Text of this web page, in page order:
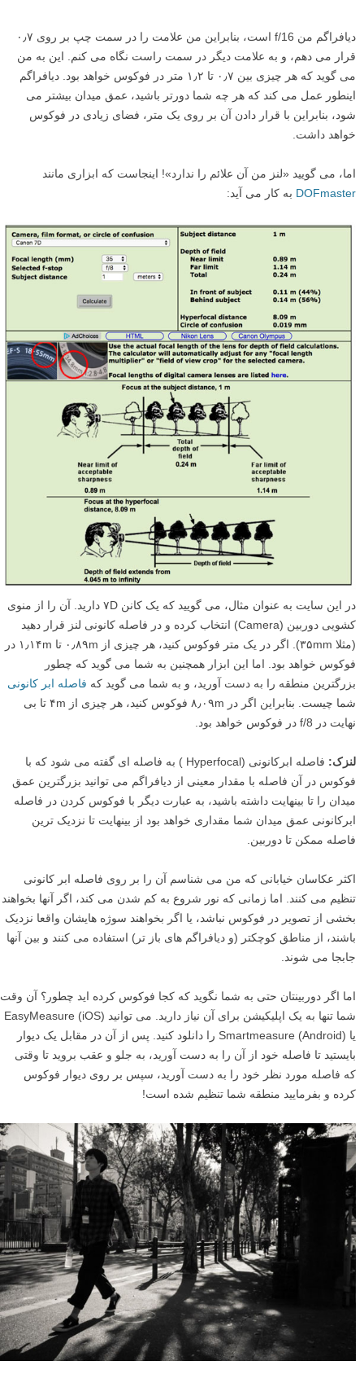
دیافراگم من f/16 است، بنابراین من علامت را در سمت چپ بر روی ۰٫۷
قرار می دهم، و به علامت دیگر در سمت راست نگاه می کنم. این به من
می گوید که هر چیزی بین ۰٫۷ تا ۱٫۲ متر در فوکوس خواهد بود. دیافراگم
اینطور عمل می کند که هر چه شما دورتر باشید، عمق میدان بیشتر می
شود، بنابراین با قرار دادن آن بر روی یک متر، فضای زیادی در فوکوس
خواهد داشت.
اما، می گویید «لنز من آن علائم را ندارد»! اینجاست که ابزاری مانند
DOFmaster به کار می آید:
در این سایت به عنوان مثال، می گویید که یک کانن ۷D دارید. آن را از منوی
کشویی دوربین (Camera) انتخاب کرده و در فاصله کانونی لنز قرار دهید
(مثلا ۳۵mm). اگر در یک متر فوکوس کنید، هر چیزی از ۰٫۸۹m تا ۱٫۱۴m در
فوکوس خواهد بود. اما این ابزار همچنین به شما می گوید که چطور
بزرگترین منطقه را به دست آورید، و به شما می گوید که فاصله ابر کانونی
شما چیست. بنابراین اگر در ۸٫۰۹m فوکوس کنید، هر چیزی از ۴m تا بی
نهایت در f/8 در فوکوس خواهد بود.
لنزک:
فاصله ابرکانونی (Hyperfocal ) به فاصله ای گفته می شود که با
فوکوس در آن فاصله با مقدار معینی از دیافراگم می توانید بزرگترین عمق
میدان را تا بینهایت داشته باشید، به عبارت دیگر با فوکوس کردن در فاصله
ابرکانونی عمق میدان شما مقداری خواهد بود از بینهایت تا نزدیک ترین
فاصله ممکن تا دوربین.
اکثر عکاسان خیابانی که من می شناسم آن را بر روی فاصله ابر کانونی
تنظیم می کنند. اما زمانی که نور شروع به کم شدن می کند، اگر آنها بخواهند
بخشی از تصویر در فوکوس نباشد، یا اگر بخواهند سوژه هایشان واقعا نزدیک
باشند، از مناطق کوچکتر (و دیافراگم های باز تر) استفاده می کنند و بین آنها
جابجا می شوند.
اما اگر دوربینتان حتی به شما نگوید که کجا فوکوس کرده اید چطور؟ آن وقت
شما تنها به یک اپلیکیشن برای آن نیاز دارید. می توانید EasyMeasure (iOS)
یا Smartmeasure (Android) را دانلود کنید. پس از آن در مقابل یک دیوار
بایستید تا فاصله خود از آن را به دست آورید، به جلو و عقب بروید تا وقتی
که فاصله مورد نظر خود را به دست آورید، سپس بر روی دیوار فوکوس
کرده و بفرمایید منطقه شما تنظیم شده است!